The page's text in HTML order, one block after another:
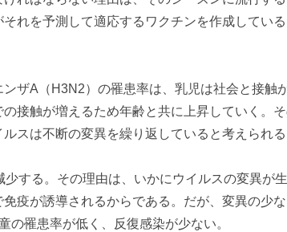
れを予測して適応するワクチンを作成してい
ザA（H3N2）の罹患率は、乳児は社会と接触
接触が増えるため年齢と共に上昇していく。
スは不断の変異を繰り返していると考えられる
する。その理由は、いかにウイルスの変異が
疫が誘導されるからである。だが、変異の少
の罹患率が低く、反復感染が少ない。